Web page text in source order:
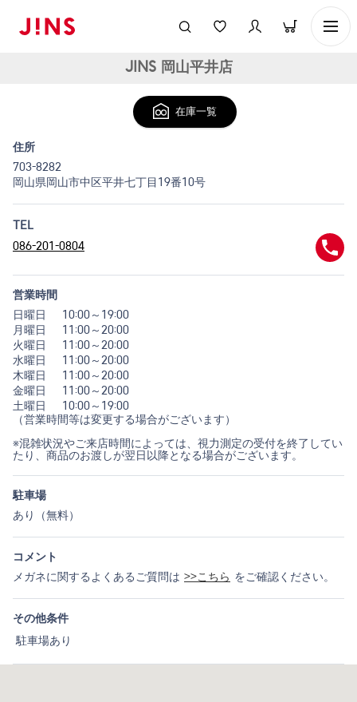
JINS 岡山平井店
在庫一覧
住所
703-8282
岡山県岡山市中区平井七丁目19番10号
TEL
086-201-0804
営業時間
日曜日
10:00～19:00
月曜日
11:00～20:00
火曜日
11:00～20:00
水曜日
11:00～20:00
木曜日
11:00～20:00
金曜日
11:00～20:00
土曜日
10:00～19:00
（営業時間等は変更する場合がございます）
※混雑状況やご来店時間によっては、視力測定の受付を終了してい
たり、商品のお渡しが翌日以降となる場合がございます。
駐車場
あり（無料）
コメント
メガネに関するよくあるご質問は >>こちら をご確認ください。
その他条件
駐車場あり